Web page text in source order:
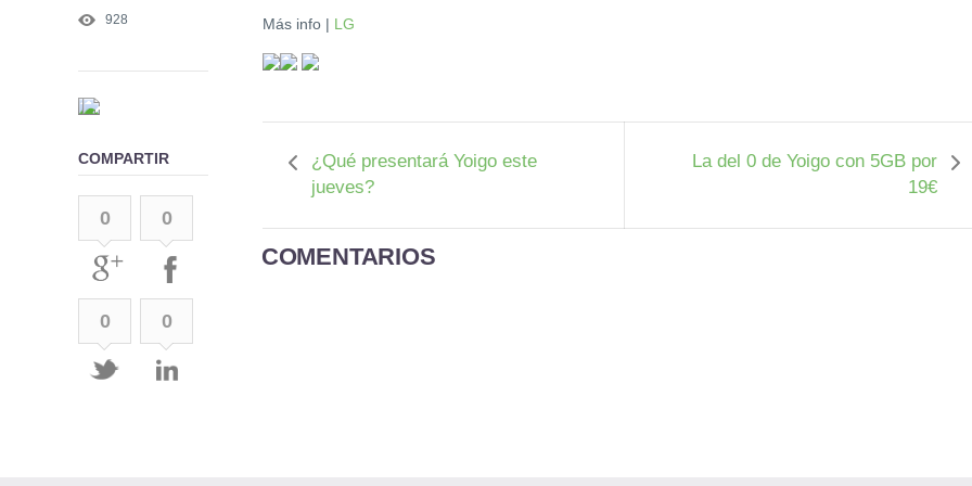
Más info | LG
¿Qué presentará Yoigo este
jueves?
La del 0 de Yoigo con 5GB por
19€
COMENTARIOS
928
COMPARTIR
0 0
0 0